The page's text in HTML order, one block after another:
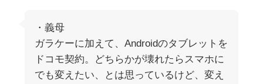
・義母
ガラケーに加えて、Androidのタブレットを
ドコモ契約。どちらかが壊れたらスマホに
でも変えたい、とは思っているけど、変え